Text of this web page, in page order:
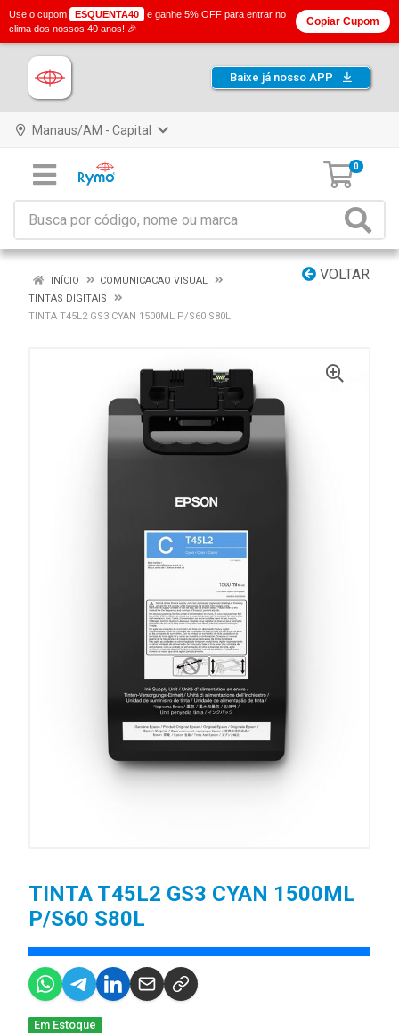
Baixe já nosso APP
Manaus/AM - Capital
0
VOLTAR
INÍCIO
COMUNICACAO VISUAL
TINTAS DIGITAIS
TINTA T45L2 GS3 CYAN 1500ML P/S60 S80L
TINTA T45L2 GS3 CYAN 1500ML
P/S60 S80L
Em Estoque
Use o cupom ESQUENTA40
e ganhe 5% OFF para entrar no
clima dos nossos 40 anos! 🎉
Copiar Cupom